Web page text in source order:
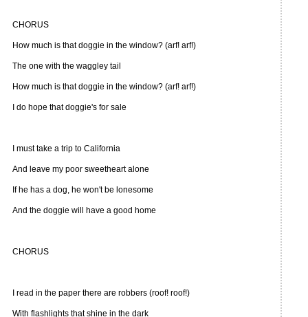
CHORUS
How much is that doggie in the window? (arf! arf!)
The one with the waggley tail
How much is that doggie in the window? (arf! arf!)
I do hope that doggie's for sale
I must take a trip to California
And leave my poor sweetheart alone
If he has a dog, he won't be lonesome
And the doggie will have a good home
CHORUS
I read in the paper there are robbers (roof! roof!)
With flashlights that shine in the dark